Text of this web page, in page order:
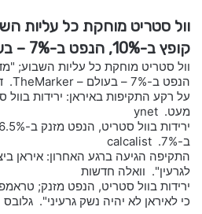
וול סטריט מוחקת כל עליות
קופץ ב-10%, הנפט ב-7% – בעולם – TheMarker.
הנפט ב-7% – בעולם – TheMarker. דה מרקר
על רקע התקיפות באיראן: ירידות
מעט. ynet
ב-7%. calcalist
התקיפה הגיעה ברגע האחרון: איראן
לגרעין". וואלה חדשות
ירידות בוול סטריט, הנפט מזנק;
כי לאיראן לא יהיה נשק גרעיני". גלובס